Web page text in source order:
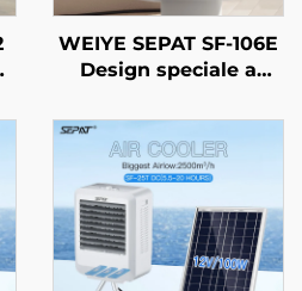
WEIYE SEPAT SF-106E
Design speciale a
Sicurezza Rete in fibra
di carbonio IP44